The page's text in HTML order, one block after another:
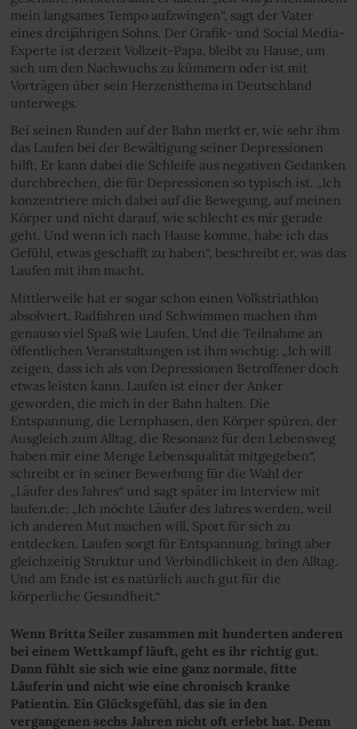
mein langsames Tempo aufzwingen“, sagt der Vater
eines dreijährigen Sohns. Der Grafik- und Social Media-
Experte ist derzeit Vollzeit-Papa, bleibt zu Hause, um
sich um den Nachwuchs zu kümmern oder ist mit
Vorträgen über sein Herzensthema in Deutschland
unterwegs.
Bei seinen Runden auf der Bahn merkt er, wie sehr ihm
das Laufen bei der Bewältigung seiner Depressionen
hilft. Er kann dabei die Schleife aus negativen Gedanken
durchbrechen, die für Depressionen so typisch ist. „Ich
konzentriere mich dabei auf die Bewegung, auf meinen
Körper und nicht darauf, wie schlecht es mir gerade
geht. Und wenn ich nach Hause komme, habe ich das
Gefühl, etwas geschafft zu haben“, beschreibt er, was das
Laufen mit ihm macht.
Mittlerweile hat er sogar schon einen Volkstriathlon
absolviert. Radfahren und Schwimmen machen ihm
genauso viel Spaß wie Laufen. Und die Teilnahme an
öffentlichen Veranstaltungen ist ihm wichtig: „Ich will
zeigen, dass ich als von Depressionen Betroffener doch
etwas leisten kann. Laufen ist einer der Anker
geworden, die mich in der Bahn halten. Die
Entspannung, die Lernphasen, den Körper spüren, der
Ausgleich zum Alltag, die Resonanz für den Lebensweg
haben mir eine Menge Lebensqualität mitgegeben“,
schreibt er in seiner Bewerbung für die Wahl der
„Läufer des Jahres“ und sagt später im Interview mit
laufen.de: „Ich möchte Läufer des Jahres werden, weil
ich anderen Mut machen will, Sport für sich zu
entdecken. Laufen sorgt für Entspannung, bringt aber
gleichzeitig Struktur und Verbindlichkeit in den Alltag.
Und am Ende ist es natürlich auch gut für die
körperliche Gesundheit.“
Wenn Britta Seiler zusammen mit hunderten anderen
bei einem Wettkampf läuft, geht es ihr richtig gut.
Dann fühlt sie sich wie eine ganz normale, fitte
Läuferin und nicht wie eine chronisch kranke
Patientin. Ein Glücksgefühl, das sie in den
vergangenen sechs Jahren nicht oft erlebt hat. Denn